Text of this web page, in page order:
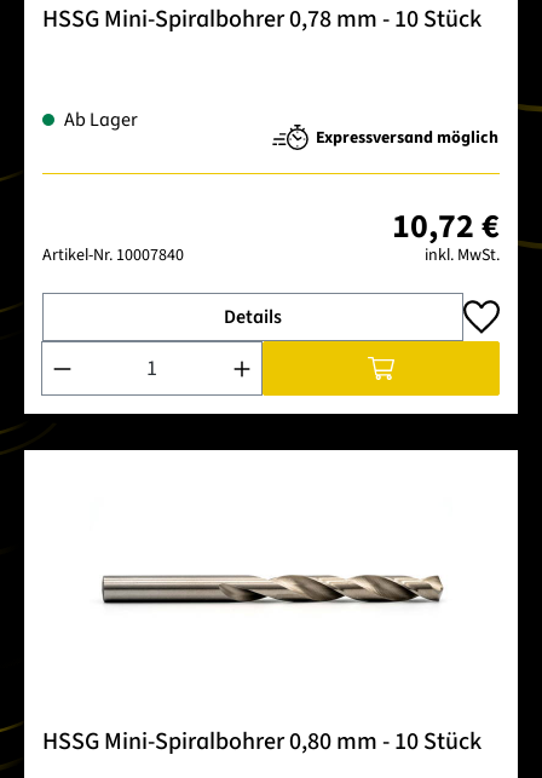
HSSG Mini-Spiralbohrer 0,78 mm - 10 Stück
Ab Lager
Expressversand möglich
Artikel-Nr. 10007840
10,72 €
inkl. MwSt.
Details
Produkt Anzahl: Gib den gewünschten Wert ein oder
HSSG Mini-Spiralbohrer 0,80 mm - 10 Stück